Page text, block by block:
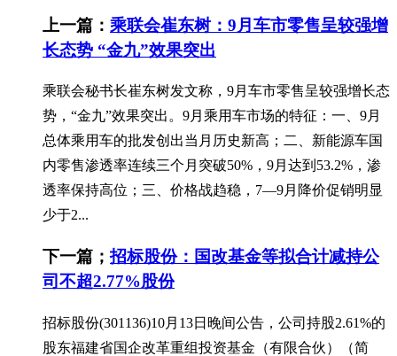
上一篇： 乘联会崔东树：9月车市零售呈较强增
长态势 “金九”效果突出
乘联会秘书长崔东树发文称，9月车市零售呈较强增长态
势，“金九”效果突出。9月乘用车市场的特征：一、9月
总体乘用车的批发创出当月历史新高；二、新能源车国
内零售渗透率连续三个月突破50%，9月达到53.2%，渗
透率保持高位；三、价格战趋稳，7—9月降价促销明显
少于2...
下一篇；招标股份：国改基金等拟合计减持公
司不超2.77%股份
招标股份(301136)10月13日晚间公告，公司持股2.61%的
股东福建省国企改革重组投资基金（有限合伙）（简